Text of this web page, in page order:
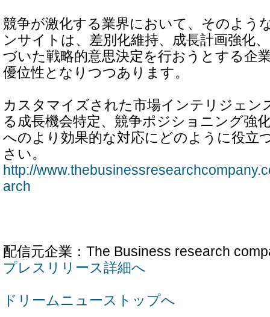
競争が激化する業界において、そのよう
ンサイトは、差別化維持、成長計画強化
づいた戦略的意思決定を行おうとする企
優位性となりつつあります。
カスタマイズされた市場インテリジェン
る成長機会特定、競争ポジショニング強
へのより効果的な対応にどのように役立
さい。
http://
arch
配信元企業：The Business research
プレスリリース詳細へ
ドリームニューストップへ